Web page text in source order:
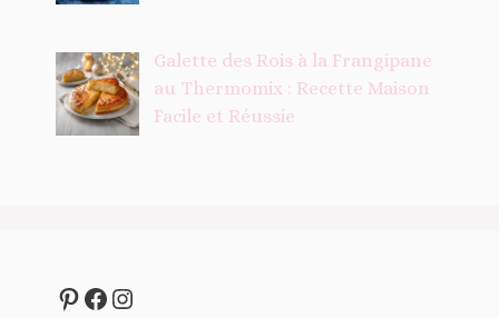
Galette des Rois à la Frangipane
au Thermomix : Recette Maison
Facile et Réussie
Pinterest
Facebook
Instagram